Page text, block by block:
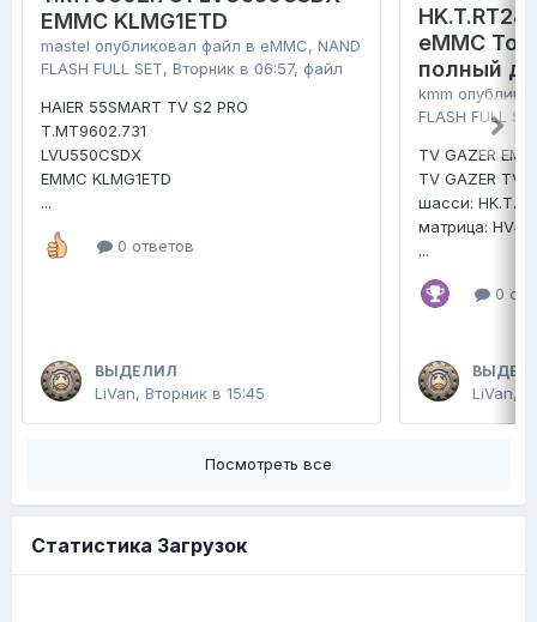
EMMC KLMG1ETD
mastel опубликовал файл в eMMC, NAND
FLASH FULL SET, Вторник в 06:57, файл
HAIER 55SMART TV S2 PRO
T.MT9602.731
LVU550CSDX
EMMC KLMG1ETD
...
0 ответов
ВЫДЕЛИЛ
LiVan, Вторник в 15:45
eMMC
полный
kmm
FLASH FULL
TV GAZER
TV GAZER
шасси:
матрица:
...
0
LiVan,
Посмотреть все
Статистика Загрузок